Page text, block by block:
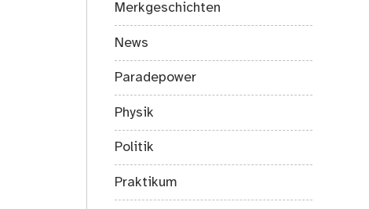
Merkgeschichten
News
Paradepower
Physik
Politik
Praktikum